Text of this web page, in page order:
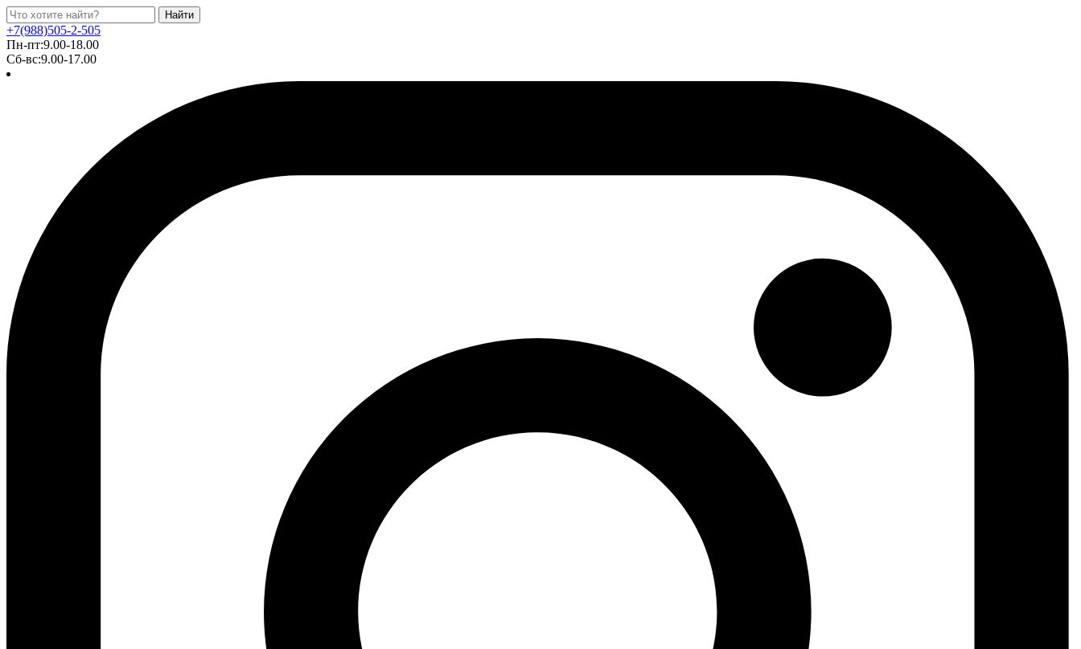
Найти
+7(988)505-2-505
Пн-пт:9.00-18.00
Сб-вс:9.00-17.00